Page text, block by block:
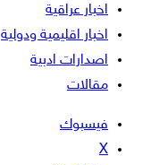
اخبار عراقية
اخبار اقليمية ودولية
اصدارات ادبية
مقالات
فيسبوك
‫X